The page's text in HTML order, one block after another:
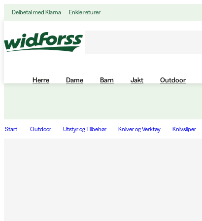
Delbetal med Klarna Enkle returer
Herre Dame Barn Jakt Outdoor
Start Outdoor Utstyr og Tilbehør Kniver og Verktøy Knivsliper